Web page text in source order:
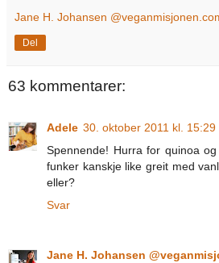
Jane H. Johansen
Del
63 kommentarer:
Adele 30. oktober 2011 kl. 15:29
Spennende! Hurra for quinoa
funker kanskje like greit med
eller?
Svar
Jane H. Johansen